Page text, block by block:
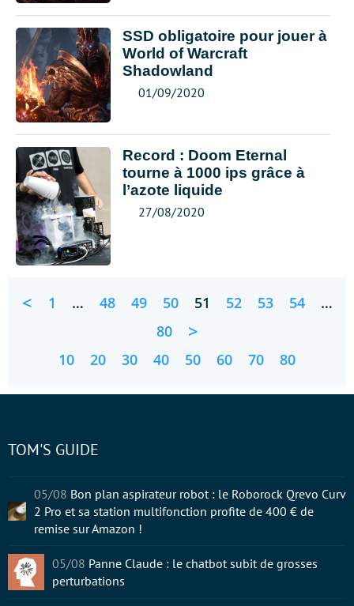
SSD obligatoire pour jouer à
World of Warcraft
Shadowland
01/09/2020
Record : Doom Eternal
tourne à 1000 ips grâce à
l’azote liquide
27/08/2020
< 1 … 48 49 50 51 52 53 54
…
80
>
10 20 30 40 50 60 70 80
TOM'S GUIDE
05/08 Bon plan aspirateur robot : le Roborock Qrevo Curv
2 Pro et sa station multifonction profite de 400 € de
remise sur Amazon !
05/08 Panne Claude : le chatbot subit de grosses
perturbations